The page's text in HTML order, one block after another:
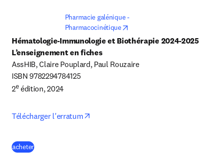
Pharmacie galénique -
Pharmacocinétique
Hématologie-Immunologie et Biothérapie 2024-2025
L’enseignement en fiches
AssHIB, Claire Pouplard, Paul Rouzaire
ISBN 9782294784125
2e édition, 2024
Télécharger l'erratum
acheter(